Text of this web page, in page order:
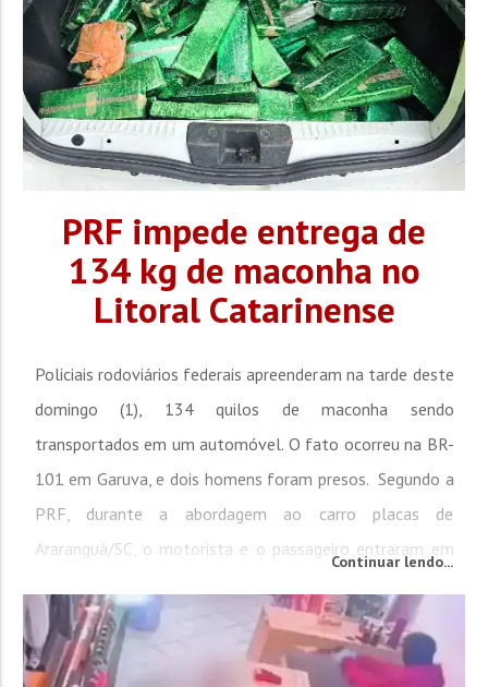
PRF impede entrega de
134 kg de maconha no
Litoral Catarinense
Policiais rodoviários federais apreenderam na tarde deste
domingo (1), 134 quilos de maconha sendo
transportados em um automóvel. O fato ocorreu na BR-
101 em Garuva, e dois homens foram presos. Segundo a
PRF, durante a abordagem ao carro placas de
Araranguá/SC, o motorista e o passageiro entraram em
porta-malas e assoalho do banco traseiro, panos pretos
ocultavam o motivo do passeio:...
Continuar lendo...